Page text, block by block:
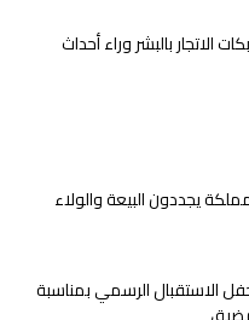
الاتجار بالبشر وراء أحداث
يجددون البيعة والولاء
الاستقبال الرسمي بمناسبة